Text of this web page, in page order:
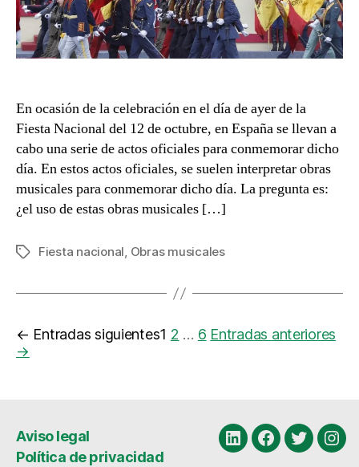
En ocasión de la celebración en el día de ayer de la
Fiesta Nacional del 12 de octubre, en España se llevan a
cabo una serie de actos oficiales para conmemorar dicho
día. En estos actos oficiales, se suelen interpretar obras
musicales para conmemorar dicho día. La pregunta es:
¿el uso de estas obras musicales […]
Etiquetas
Fiesta nacional, Obras musicales
Paginación
← Entradassiguientes1 2 … 6 Entradas anteriores
→
Aviso legal
Política de privacidad
LinkedinFacebook
Twitter